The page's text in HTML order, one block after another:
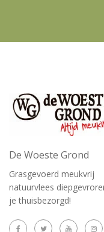
De Woeste Grond
Grasgevoerd meukvrij
natuurvlees
je thuisbezorgd!